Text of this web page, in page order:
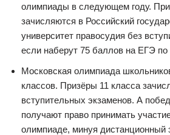
олимпиады в следующем году.
зачисляются в Российский
университет правосудия без
если наберут 75 баллов на ЕГЭ
Московская олимпиада
классов. Призёры 11 класса
вступительных экзаменов. А
получают право принимать
олимпиаде, минуя дистанционный